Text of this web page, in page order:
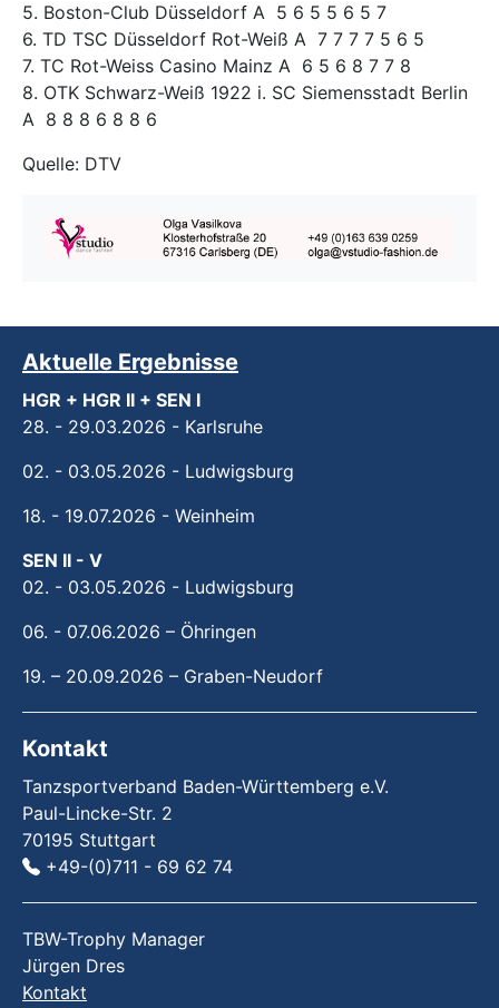
5. Boston-Club Düsseldorf A 5 6 5 5 6 5 7
6. TD TSC Düsseldorf Rot-Weiß A 7 7 7 7 5 6 5
7. TC Rot-Weiss Casino Mainz A 6 5 6 8 7 7 8
8. OTK Schwarz-Weiß 1922 i. SC Siemensstadt Berlin
A 8 8 8 6 8 8 6
Quelle: DTV
Aktuelle Ergebnisse
HGR + HGR II + SEN I
28. - 29.03.2026 - Karlsruhe
02. - 03.05.2026 - Ludwigsburg
18. - 19.07.2026 - Weinheim
SEN II - V
02. - 03.05.2026 - Ludwigsburg
06. - 07.06.2026 – Öhringen
19. – 20.09.2026 – Graben-Neudorf
Kontakt
Tanzsportverband Baden-Württemberg e.V.
Paul-Lincke-Str. 2
70195 Stuttgart
+49-(0)711 - 69 62 74
TBW-Trophy Manager
Jürgen Dres
Kontakt